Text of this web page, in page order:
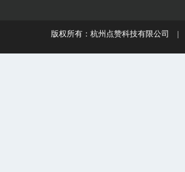
版权所有：杭州点赞科技有限公司